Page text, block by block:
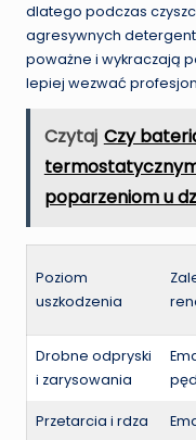
dlatego podczas
agresywnych
poważne i wykraczają
lepiej wezwać
Czytaj Czy
poparzeniom u
Poziom
uszkodzenia
Drobne odpryski
i zarysowania
Przetarcia i rdza